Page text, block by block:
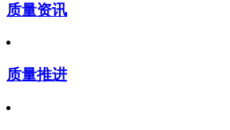
质量资讯
质量推进